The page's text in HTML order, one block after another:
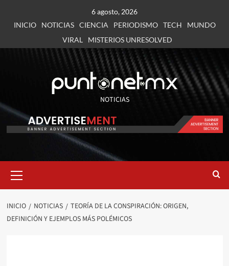
6 agosto, 2026
INICIO
NOTICIAS CIENCIA PERIODISMO TECH
MUNDO
VIRAL
MISTERIOS UNRESOLVED
NOTICIAS
INICIO NOTICIAS
TEORÍA DE LA CONSPIRACIÓN: ORIGEN,
DEFINICIÓN Y EJEMPLOS MÁS POLÉMICOS